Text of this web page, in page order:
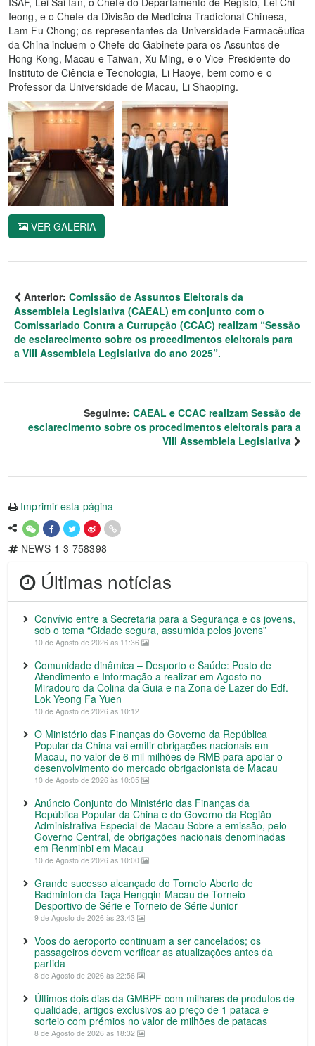
Ieong, e o Chefe da Divisão de Medicina Tradicional Chinesa,
Lam Fu Chong; os representantes da Universidade Farmacêutica
da China incluem o Chefe do Gabinete para os Assuntos de
Hong Kong, Macau e Taiwan, Xu Ming, e o Vice-Presidente do
Instituto de Ciência e Tecnologia, Li Haoye, bem como e o
Professor da Universidade de Macau, Li Shaoping.
VER GALERIA
Anterior: Comissão de Assuntos Eleitorais da
Assembleia Legislativa (CAEAL) em conjunto com o
Comissariado Contra a Currupção (CCAC) realizam “Sessão
de esclarecimento sobre os procedimentos eleitorais para
a VIII Assembleia Legislativa do ano 2025”.
Seguinte: CAEAL e CCAC realizam Sessão de
esclarecimento sobre os procedimentos eleitorais para a
VIII Assembleia Legislativa
Imprimir esta página
NEWS-1-3-758398
Últimas notícias
Convívio entre a Secretaria para a Segurança e os jovens,
sob o tema “Cidade segura, assumida pelos jovens”
10 de Agosto de 2026 às 11:36
Comunidade dinâmica – Desporto e Saúde: Posto de
Atendimento e Informação a realizar em Agosto no
Miradouro da Colina da Guia e na Zona de Lazer do Edf.
Lok Yeong Fa Yuen
10 de Agosto de 2026 às 10:12
O Ministério das Finanças do Governo da República
Popular da China vai emitir obrigações nacionais em
Macau, no valor de 6 mil milhões de RMB para apoiar o
desenvolvimento do mercado obrigacionista de Macau
10 de Agosto de 2026 às 10:05
Anúncio Conjunto do Ministério das Finanças da
República Popular da China e do Governo da Região
Administrativa Especial de Macau Sobre a emissão, pelo
Governo Central, de obrigações nacionais denominadas
em Renminbi em Macau
10 de Agosto de 2026 às 10:00
Grande sucesso alcançado do Torneio Aberto de
Badminton da Taça Hengqin-Macau de Torneio
Desportivo de Série e Torneio de Série Junior
9 de Agosto de 2026 às 23:43
Voos do aeroporto continuam a ser cancelados; os
passageiros devem verificar as atualizações antes da
partida
8 de Agosto de 2026 às 22:56
Últimos dois dias da GMBPF com milhares de produtos de
qualidade, artigos exclusivos ao preço de 1 pataca e
sorteio com prémios no valor de milhões de patacas
8 de Agosto de 2026 às 18:32